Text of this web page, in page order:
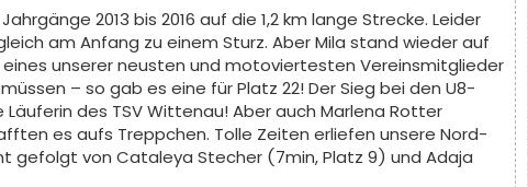
2013 bis 2016 auf die 1,2 km lange Strecke. Leider
am Anfang zu einem Sturz. Aber Mila stand wieder auf
unserer neusten und motoviertesten Vereinsmitglieder
– so gab es eine für Platz 22! Der Sieg bei den U8-
des TSV Wittenau! Aber auch Marlena Rotter
es aufs Treppchen. Tolle Zeiten erliefen unsere Nord-
gefolgt von Cataleya Stecher (7min, Platz 9) und Adaja